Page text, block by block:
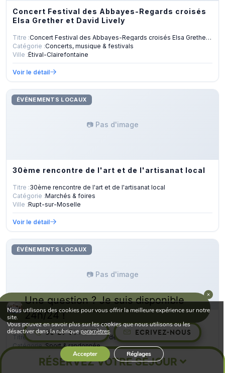
03 29 51 43 75 ECRIVEZ-NOUS
RÉSERVEZ VOTRE SÉJOUR
Concert Festival des Abbayes-Regards croisés
Elsa Grether et David Lively
Titre :
Concert Festival des Abbayes-Regards croisés Elsa Grether et
Catégorie :Concerts, musique & festivals
Ville :Étival-Clairefontaine
Voir le détail
📷 Pas d'image
ÉVÉNEMENTS LOCAUX
30ème rencontre de l'art et de l'artisanat local
Titre :30ème rencontre de l'art et de l'artisanat local
Catégorie :Marchés & foires
Ville :Rupt-sur-Moselle
Voir le détail
📷 Pas d'image
ÉVÉNEMENTS LOCAUX
ANNULEE - Démonstration de schlittage
Titre : ANNULEE - Démonstration de schlittage
Catégorie :Sport & randonnée
La Bresse
Nous utilisons des cookies pour vous offrir la meilleure expérience sur notre
site.
Vous pouvez en savoir plus sur les cookies que nous utilisons ou les
désactiver dans la rubriqueparamètres.
Accepter Réglages
Une question ? Je suis disponible
24h/24 !